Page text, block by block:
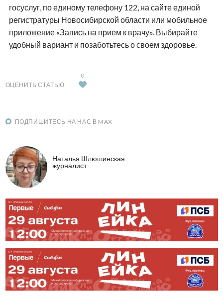
госуслуг, по единому телефону 122, на сайте единой
регистратуры Новосибирской области или мобильное
приложение «Запись на прием к врачу». Выбирайте
удобный вариант и позаботьтесь о своем здоровье.
ОЦЕНИТЬ СТАТЬЮ
0
ПОДПИШИТЕСЬ НА НАС В MAX
Наталья Шлюшинская
журналист